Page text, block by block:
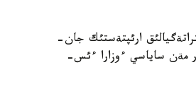
ارئپتةستئك جان-
مةن ساياسي ءوزارا ءئس-